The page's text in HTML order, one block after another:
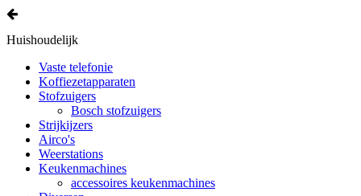
Huishoudelijk
Vaste telefonie
Koffiezetapparaten
Stofzuigers
Bosch stofzuigers
Strijkijzers
Airco's
Weerstations
Keukenmachines
accessoires keukenmachines